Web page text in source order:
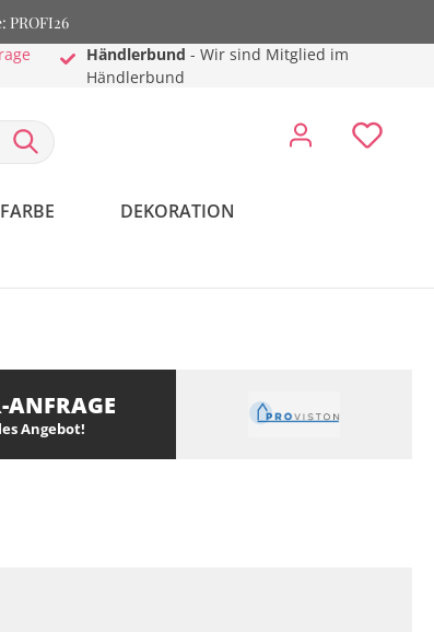
PROFI26
Händlerbund - Wir sind Mitglied im
Händlerbund
FARBE DEKORATION
ANFRAGE
Angebot!